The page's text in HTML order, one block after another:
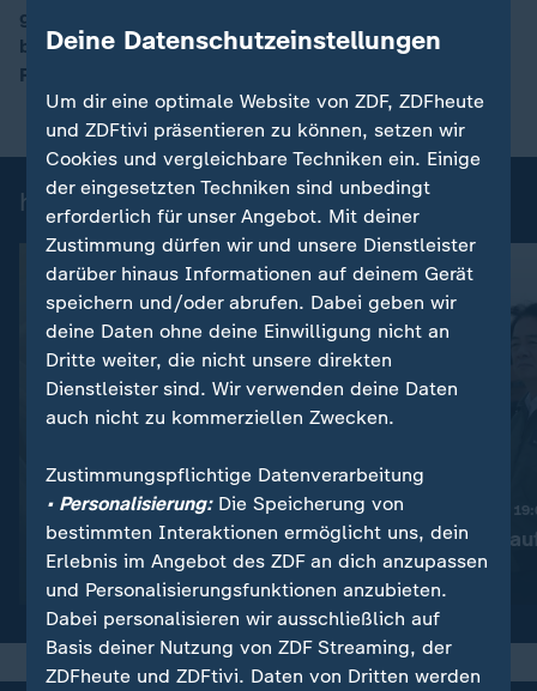
00:17
gegen eine mutmaßlich linksextremistische Gruppe
begonnen. Sie soll über Jahre Angriffe auf
Rechtsextreme verübt haben.
heute 19:00 Uhr: Einzelbeiträge
Nachrichten | heute 19:00 Uhr:
Trotz Krieg:
Leihmutterschaft in der
Ukraine
Nachrichten | heute
Taiwan rüstet
Video
Deine Datenschutzeinstellungen
Um dir eine optimale Website von ZDF, ZDFheute
und ZDFtivi präsentieren zu können, setzen wir
Cookies und vergleichbare Techniken ein. Einige
der eingesetzten Techniken sind unbedingt
erforderlich für unser Angebot. Mit deiner
Zustimmung dürfen wir und unsere Dienstleister
darüber hinaus Informationen auf deinem Gerät
speichern und/oder abrufen. Dabei geben wir
deine Daten ohne deine Einwilligung nicht an
Dritte weiter, die nicht unsere direkten
Dienstleister sind. Wir verwenden deine Daten
auch nicht zu kommerziellen Zwecken.
Zustimmungspflichtige Datenverarbeitung
• Personalisierung:Die Speicherung von
bestimmten Interaktionen ermöglicht uns, dein
Erlebnis im Angebot des ZDF an dich anzupassen
und Personalisierungsfunktionen anzubieten.
Dabei personalisieren wir ausschließlich auf
Basis deiner Nutzung von ZDF Streaming, der
ZDFheute und ZDFtivi. Daten von Dritten werden